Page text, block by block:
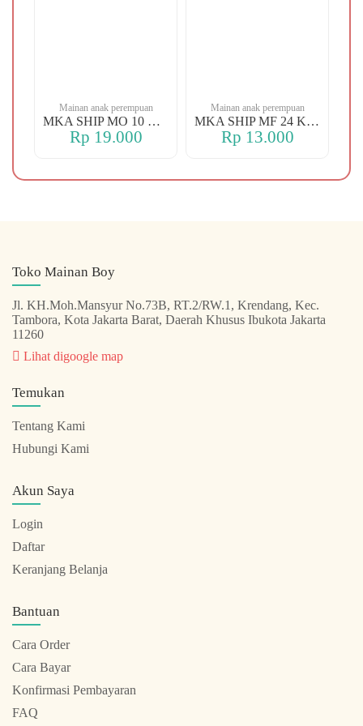
Mainan anak perempuan
MKA SHIP MO 10 CHERRY
Rp 19.000
Mainan anak perempuan
MKA SHIP MF 24 KERANJANG
Rp 13.000
Toko Mainan Boy
Jl. KH.Moh.Mansyur No.73B, RT.2/RW.1, Krendang, Kec.
Tambora, Kota Jakarta Barat, Daerah Khusus Ibukota Jakarta
11260
Lihat digoogle map
Temukan
Tentang Kami
Hubungi Kami
Akun Saya
Login
Daftar
Keranjang Belanja
Bantuan
Cara Order
Cara Bayar
Konfirmasi Pembayaran
FAQ